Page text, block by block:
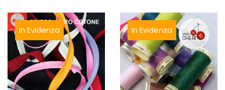
In Evidenza In Evidenza